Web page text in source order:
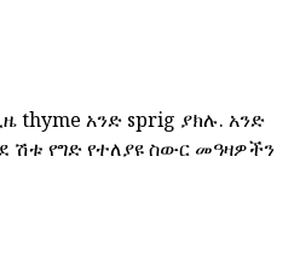
thyme አንድ sprig ያክሉ. አንድ
ሽቱ የግድ የተለያዩ ስውር መዓዛዎችን